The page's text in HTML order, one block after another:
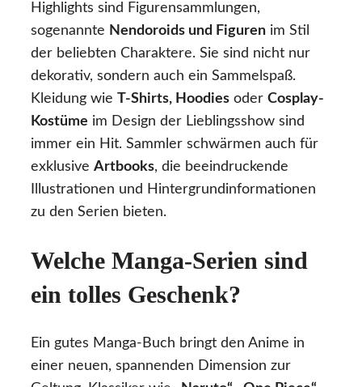
Highlights sind Figurensammlungen,
sogenannte Nendoroids und Figuren im Stil
der beliebten Charaktere. Sie sind nicht nur
dekorativ, sondern auch ein Sammelspaß.
Kleidung wie
T-Shirts, Hoodies oder Cosplay-
Kostüme im Design der Lieblingsshow sind
immer ein Hit. Sammler schwärmen auch für
exklusive Artbooks, die beeindruckende
Illustrationen und Hintergrundinformationen
zu den Serien bieten.
Welche Manga-Serien sind
ein tolles Geschenk?
Ein gutes Manga-Buch bringt den Anime in
einer neuen, spannenden Dimension zur